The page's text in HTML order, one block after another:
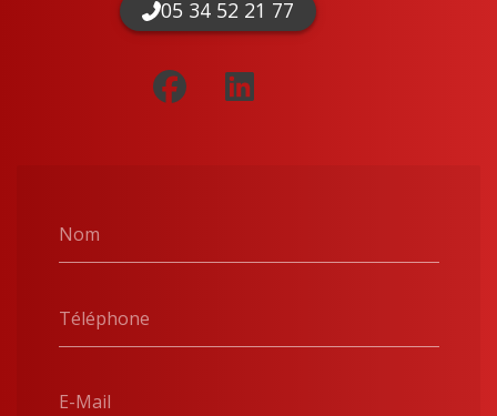
Nom
Téléphone
E-Mail
05 34 52 21 77